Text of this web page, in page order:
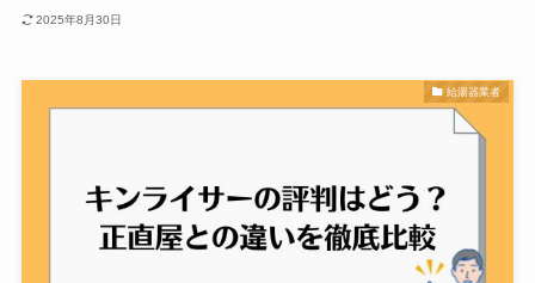
2025年8月30日
給湯器業者